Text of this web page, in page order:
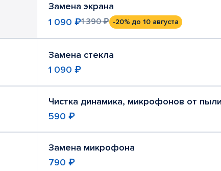
Замена экрана
1 090 ₽1 390 ₽ -20% до 10 августа
Замена стекла
1 090 ₽
Чистка динамика, микрофонов от пыли
590 ₽
Замена микрофона
790 ₽